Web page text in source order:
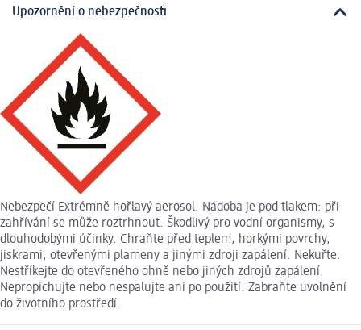
Upozornění o nebezpečnosti
Nebezpečí Extrémně hořlavý aerosol. Nádoba je pod tlakem: při
zahřívání se může roztrhnout. Škodlivý pro vodní organismy, s
dlouhodobými účinky. Chraňte před teplem, horkými povrchy,
jiskrami, otevřenými plameny a jinými zdroji zapálení. Nekuřte.
Nestříkejte do otevřeného ohně nebo jiných zdrojů zapálení.
Nepropichujte nebo nespalujte ani po použití. Zabraňte uvolnění
do životního prostředí.